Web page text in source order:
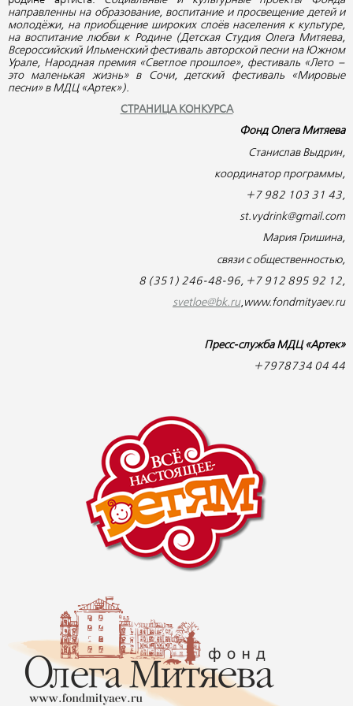
направленны на образование, воспитание и просвещение детей и
молодёжи, на приобщение широких слоёв населения к культуре,
на воспитание любви к Родине (Детская Студия Олега Митяева,
Всероссийский Ильменский фестиваль авторской песни на Южном
Урале, Народная премия «Светлое прошлое», фестиваль «Лето –
это маленькая жизнь» в Сочи, детский фестиваль «Мировые
песни» в МДЦ «Артек»).
СТРАНИЦА КОНКУРСА
Фонд Олега Митяева
Станислав Выдрин,
координатор программы,
+7 982 103 31 43,
st.vydrink@gmail.com
Мария Гришина,
связи с общественностью,
8 (351) 246-48-96, +7 912 895 92 12,
svetloe@bk.ru, www.fondmityaev.ru
Пресс-служба МДЦ «Артек»
+7978734 04 44